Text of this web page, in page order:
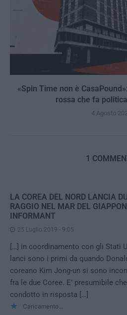
«Spin Time non è
rossa che fa
4 Agosto
1
LA COREA DEL NORD LANCIA
RAGGIO NEL MAR DEL
INFORMANT
25 Luglio 2019 - 9:05
[…] in coordinamento con gli Stati
lanci sono i primi da quando
coreano Kim Jong-un si sono
fra le due Coree. E’ presumibile
condotto in risposta […]
Caricamento...